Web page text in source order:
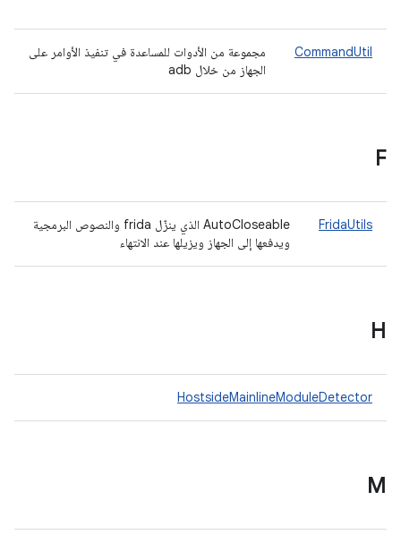
CommandUtil
مجموعة من الأدوات للمساعدة في تنفيذ الأوامر على
الجهاز من خلال adb
F
FridaUtils
AutoCloseable الذي ينزّل frida والنصوص البرمجية
ويدفعها إلى الجهاز ويزيلها عند الانتهاء
H
HostsideMainlineModuleDetector
M